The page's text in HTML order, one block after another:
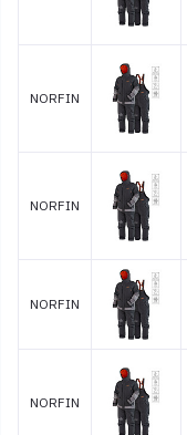
NORFIN
NORFIN
NORFIN
NORFIN